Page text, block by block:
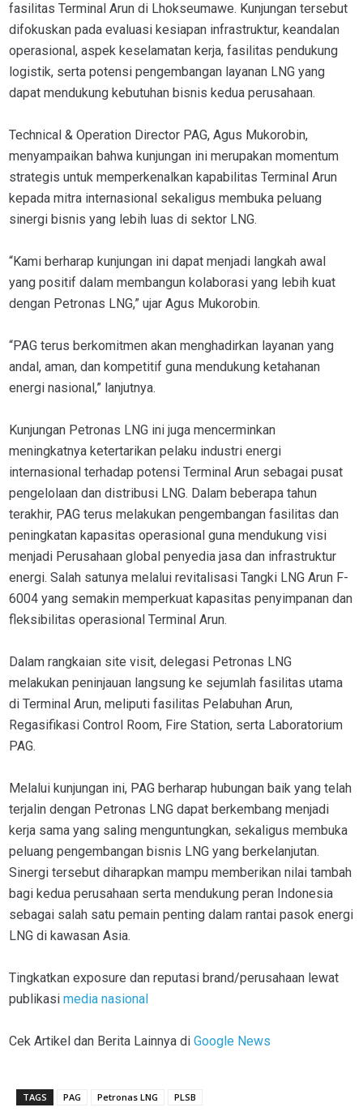
fasilitas Terminal Arun di Lhokseumawe. Kunjungan tersebut
difokuskan pada evaluasi kesiapan infrastruktur, keandalan
operasional, aspek keselamatan kerja, fasilitas pendukung
logistik, serta potensi pengembangan layanan LNG yang
dapat mendukung kebutuhan bisnis kedua perusahaan.
Technical & Operation Director PAG, Agus Mukorobin,
menyampaikan bahwa kunjungan ini merupakan momentum
strategis untuk memperkenalkan kapabilitas Terminal Arun
kepada mitra internasional sekaligus membuka peluang
sinergi bisnis yang lebih luas di sektor LNG.
“Kami berharap kunjungan ini dapat menjadi langkah awal
yang positif dalam membangun kolaborasi yang lebih kuat
dengan Petronas LNG,” ujar Agus Mukorobin.
“PAG terus berkomitmen akan menghadirkan layanan yang
andal, aman, dan kompetitif guna mendukung ketahanan
energi nasional,” lanjutnya.
Kunjungan Petronas LNG ini juga mencerminkan
meningkatnya ketertarikan pelaku industri energi
internasional terhadap potensi Terminal Arun sebagai pusat
pengelolaan dan distribusi LNG. Dalam beberapa tahun
terakhir, PAG terus melakukan pengembangan fasilitas dan
peningkatan kapasitas operasional guna mendukung visi
menjadi Perusahaan global penyedia jasa dan infrastruktur
energi. Salah satunya melalui revitalisasi Tangki LNG Arun F-
6004 yang semakin memperkuat kapasitas penyimpanan dan
fleksibilitas operasional Terminal Arun.
Dalam rangkaian site visit, delegasi Petronas LNG
melakukan peninjauan langsung ke sejumlah fasilitas utama
di Terminal Arun, meliputi fasilitas Pelabuhan Arun,
Regasifikasi Control Room, Fire Station, serta Laboratorium
PAG.
Melalui kunjungan ini, PAG berharap hubungan baik yang telah
terjalin dengan Petronas LNG dapat berkembang menjadi
kerja sama yang saling menguntungkan, sekaligus membuka
peluang pengembangan bisnis LNG yang berkelanjutan.
Sinergi tersebut diharapkan mampu memberikan nilai tambah
bagi kedua perusahaan serta mendukung peran Indonesia
sebagai salah satu pemain penting dalam rantai pasok energi
LNG di kawasan Asia.
Tingkatkan exposure dan reputasi brand/perusahaan lewat
publikasi media nasional
Cek Artikel dan Berita Lainnya di Google News
TAGS PAG Petronas LNG PLSB